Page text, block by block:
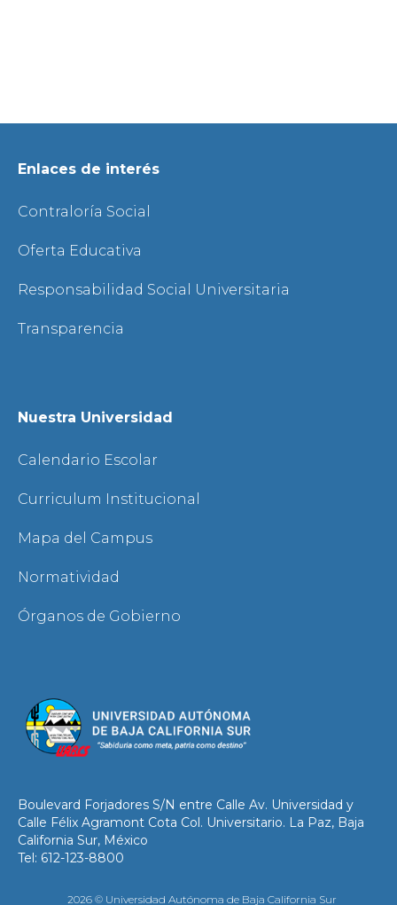
Enlaces de interés
Contraloría Social
Oferta Educativa
Responsabilidad Social Universitaria
Transparencia
Nuestra Universidad
Calendario Escolar
Curriculum Institucional
Mapa del Campus
Normatividad
Órganos de Gobierno
Boulevard Forjadores S/N entre Calle Av. Universidad y
Calle Félix Agramont Cota Col. Universitario. La Paz, Baja
California Sur, México
Tel: 612-123-8800
2026 © Universidad Autónoma de Baja California Sur